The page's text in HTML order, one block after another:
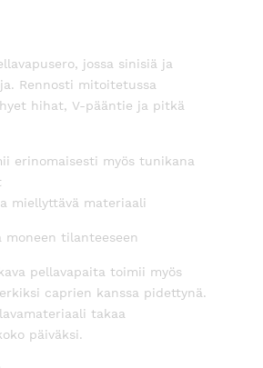
jossa sinisiä ja
Rennosti mitoitetussa
hihat, V-pääntie ja pitkä
erinomaisesti myös tunikana
miellyttävä materiaali
moneen tilanteeseen
pellavapaita toimii myös
caprien kanssa pidettynä.
takaa
päiväksi.